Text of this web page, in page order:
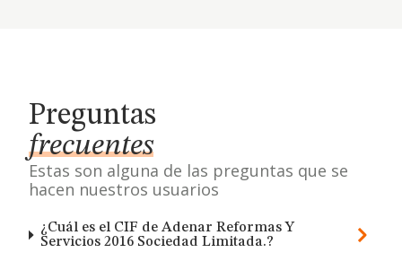
Preguntas
frecuentes
Estas son alguna de las preguntas que se
hacen nuestros usuarios
¿Cuál es el CIF de Adenar Reformas Y
Servicios 2016 Sociedad Limitada.?